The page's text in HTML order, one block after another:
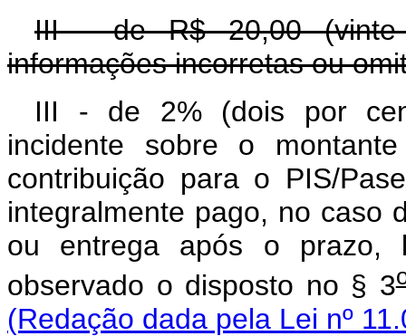
III - de R$ 20,00 (vinte
informações incorretas ou
III - de 2% (dois por
incidente sobre o
contribuição para o PIS/
integralmente pago, no caso
ou entrega após o prazo,
observado o disposto no § 3
(Redação dada pela Lei nº